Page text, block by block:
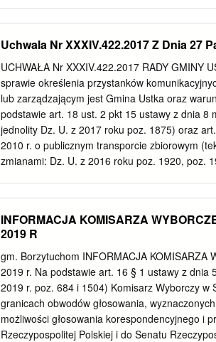
Uchwala Nr XXXIV.422.2017 Z Dnia 27
UCHWAŁA Nr XXXIV.422.2017 RADY GMINY
sprawie określenia przystanków
lub zarządzającym jest Gmina Ustka oraz
podstawie art. 18 ust. 2 pkt 15 ustawy z dnia
jednolity Dz. U. z 2017 roku poz. 1875) oraz
2010 r. o publicznym transporcie zbiorowym
zmianami: Dz. U. z 2016 roku poz. 1920, poz.
przystanków, o których mowa w § 1 określa
uchwały powierza się Wójtowi Gminy Ustka.
dnia jej ogłoszenia w Dzienniku Urzędowym
Wacław Laskowski Id: CC54FA3F-9C4E-
Załącznik nr 1 do Uchwały Nr
2017 roku WYKAZ PRZYSTANKÓW NA
LUB ZARZĄDZAJĄCYM JEST GMINA USTKA
drogi Nazwa przystanku 1 Droga krajowa nr
INFORMACJA KOMISARZA
2019 R
gm. Borzytuchom INFORMACJA KOMISARZA
2019 r. Na podstawie art. 16 § 1 ustawy z dnia
2019 r. poz. 684 i 1504) Komisarz Wyborczy
granicach obwodów głosowania,
możliwości głosowania korespondencyjnego i
Rzeczypospolitej Polskiej i do Senatu